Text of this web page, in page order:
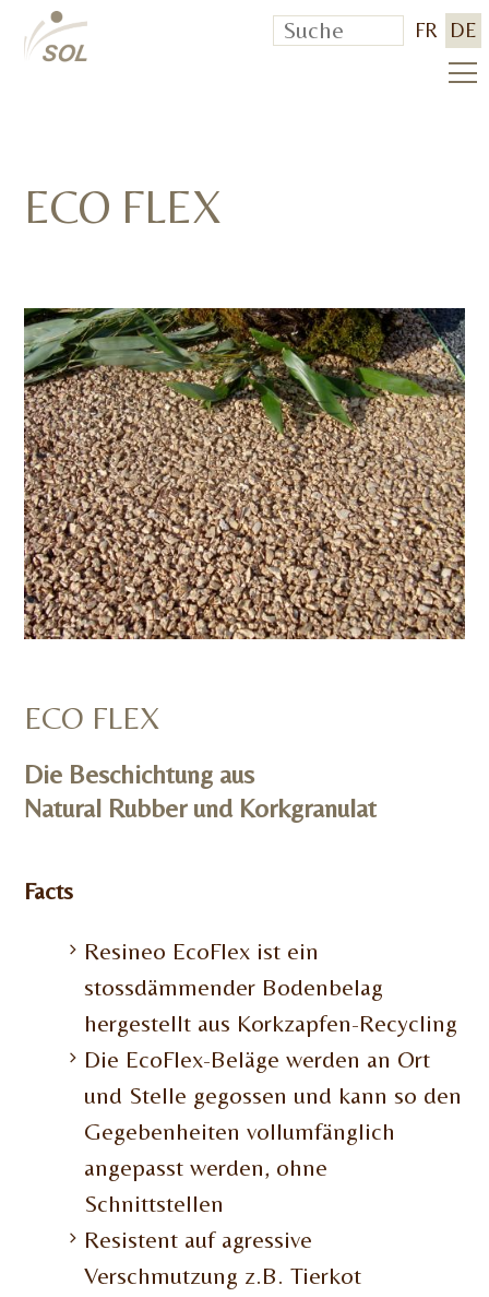
FR DE
ECO FLEX
ECO FLEX
Die Beschichtung aus
Natural Rubber und Korkgranulat
Facts
Resineo EcoFlex ist ein
stossdämmender Bodenbelag
hergestellt aus Korkzapfen-Recycling
Die EcoFlex-Beläge werden an Ort
und Stelle gegossen und kann so den
Gegebenheiten vollumfänglich
angepasst werden, ohne
Schnittstellen
Resistent auf agressive
Verschmutzung z.B. Tierkot